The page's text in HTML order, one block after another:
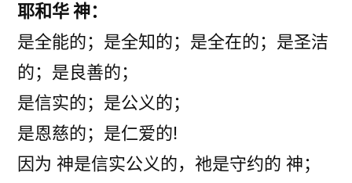
耶和华 神：
是全能的；是全知的；是全在的；是圣洁
的；是良善的；
是信实的；是公义的；
是恩慈的；是仁爱的!
因为 神是信实公义的，祂是守约的 神；